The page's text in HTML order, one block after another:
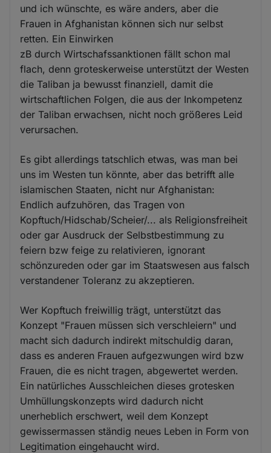
und ich wünschte, es wäre anders, aber die
Frauen in Afghanistan können sich nur selbst
retten. Ein Einwirken
zB durch Wirtschafssanktionen fällt schon mal
flach, denn groteskerweise unterstützt der Westen
die Taliban ja bewusst finanziell, damit die
wirtschaftlichen Folgen, die aus der Inkompetenz
der Taliban erwachsen, nicht noch größeres Leid
verursachen.
Es gibt allerdings tatschlich etwas, was man bei
uns im Westen tun könnte, aber das betrifft alle
islamischen Staaten, nicht nur Afghanistan:
Endlich aufzuhören, das Tragen von
Kopftuch/Hidschab/Scheier/... als Religionsfreiheit
oder gar Ausdruck der Selbstbestimmung zu
feiern bzw feige zu relativieren, ignorant
schönzureden oder gar im Staatswesen aus falsch
verstandener Toleranz zu akzeptieren.
Wer Kopftuch freiwillig trägt, unterstützt das
Konzept "Frauen müssen sich verschleiern" und
macht sich dadurch indirekt mitschuldig daran,
dass es anderen Frauen aufgezwungen wird bzw
Frauen, die es nicht tragen, abgewertet werden.
Ein natürliches Ausschleichen dieses grotesken
Umhüllungskonzepts wird dadurch nicht
unerheblich erschwert, weil dem Konzept
gewissermassen ständig neues Leben in Form von
Legitimation eingehaucht wird.